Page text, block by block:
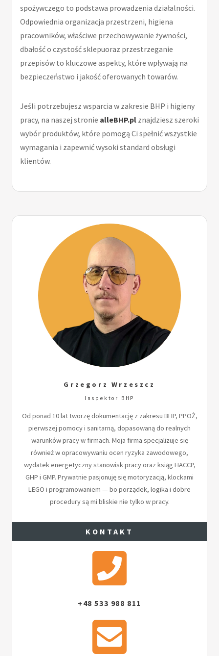
spożywczego to podstawa prowadzenia działalności.
Odpowiednia organizacja przestrzeni, higiena
pracowników, właściwe przechowywanie żywności,
dbałość o czystość sklepuoraz przestrzeganie
przepisów to kluczowe aspekty, które wpływają na
bezpieczeństwo i jakość oferowanych towarów.
Jeśli potrzebujesz wsparcia w zakresie BHP i higieny
pracy, na naszej stronie alleBHP.pl znajdziesz szeroki
wybór produktów, które pomogą Ci spełnić wszystkie
wymagania i zapewnić wysoki standard obsługi
klientów.
Grzegorz Wrzeszcz
Inspektor BHP
Od ponad 10 lat tworzę dokumentację z zakresu BHP, PPOŻ,
pierwszej pomocy i sanitarną, dopasowaną do realnych
warunków pracy w firmach. Moja firma specjalizuje się
również w opracowywaniu ocen ryzyka zawodowego,
wydatek energetyczny stanowisk pracy oraz ksiąg HACCP,
GHP i GMP. Prywatnie pasjonuję się motoryzacją, klockami
LEGO i programowaniem — bo porządek, logika i dobre
procedury są mi bliskie nie tylko w pracy.
KONTAKT
+48 533 988 811